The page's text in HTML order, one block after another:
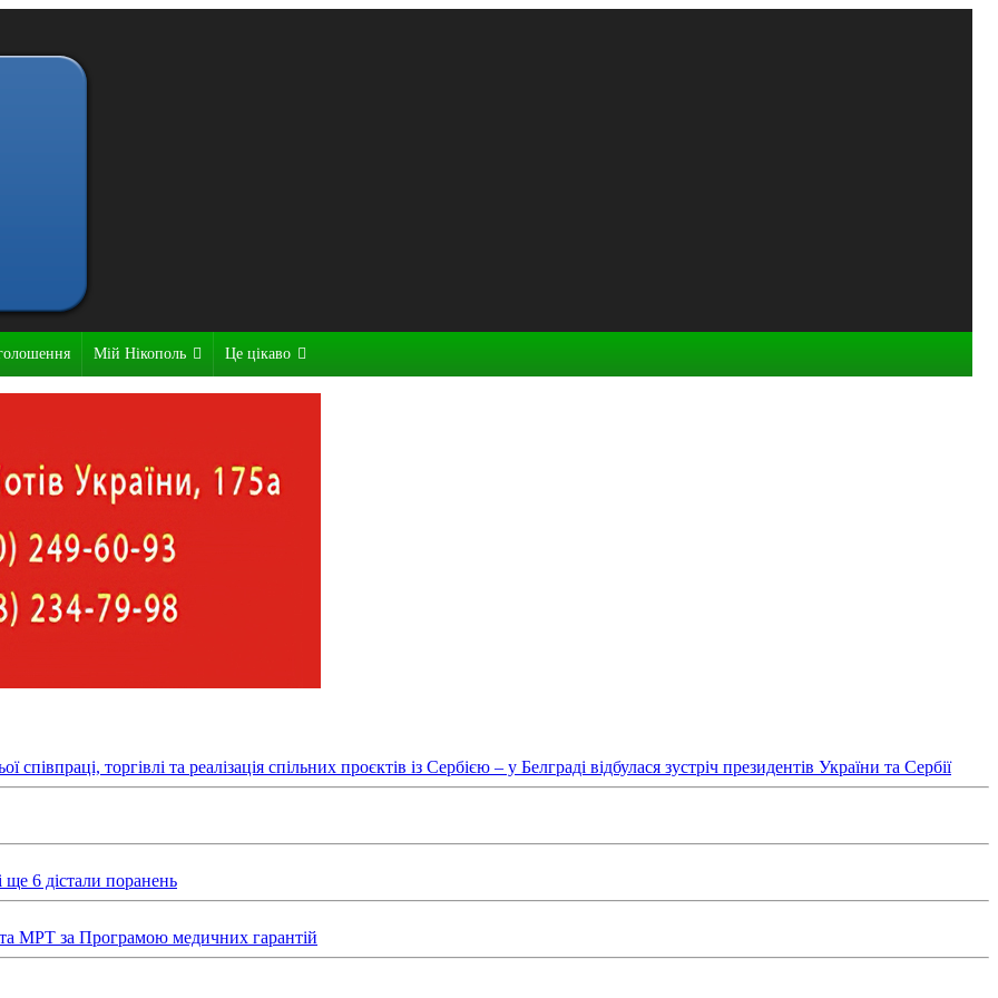
Мій Нікополь Це цікаво
торгівлі та реалізація спільних проєктів із Сербією – у Белграді відбулася зустріч президентів України та Сербії
6 дістали поранень
МРТ за Програмою медичних гарантій